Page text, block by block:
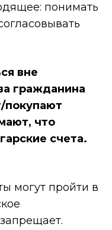
понимать
вне
гражданина
покупают
что
счета.
могут пройти в